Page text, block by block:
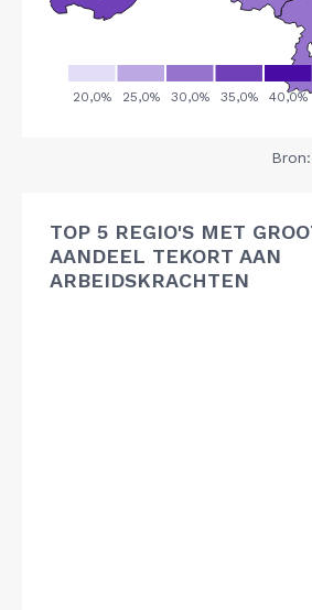
Bron:
TOP 5 REGIO'S MET
AANDEEL TEKORT AAN
ARBEIDSKRACHTEN